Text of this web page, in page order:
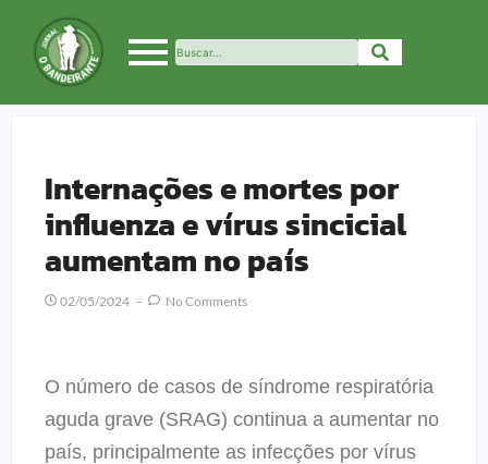
Internações e mortes por
influenza e vírus sincicial
aumentam no país
02/05/2024 No Comments
O número de casos de síndrome respiratória
aguda grave (SRAG) continua a aumentar no
país, principalmente as infecções por vírus